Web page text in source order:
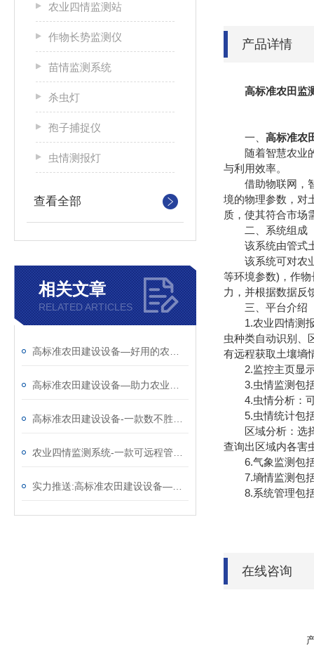
农业四情监测站
作物长势监测仪
苗情监测系统
杀虫灯
孢子捕捉仪
虫情测报灯
查看全部
相关文章
RELATED ARTICLES
产品详情
高标准农田监
一、 高标准农
随着智慧农业的
与利用效率。
借助物联网，智
境的物理参数，对
质，使其符合市场
二、系统组成
该系统由管式土
该系统可对农业
等环境参数)，作
力，并根据数据反
三、平台介绍
1.农业四情测报
虫种类自动识别、
有远程获取土壤墒
2.监控主页显示
3.虫情监测包括
4.虫情分析：可
5.虫情统计包括
区域分析：选择
查询出区域内各害
6.气象监测包括
7.墒情监测包括
8.系统管理包括
在线咨询